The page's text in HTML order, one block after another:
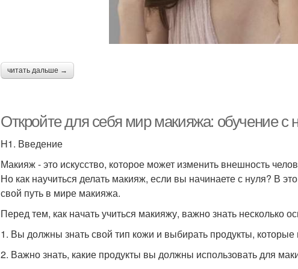
читать дальше →
Откройте для себя мир макияжа: обучение с
H1. Введение
Макияж - это искусство, которое может изменить внешность
Но как научиться делать макияж, если вы начинаете с нуля? В
свой путь в мире макияжа.
Перед тем, как начать учиться макияжу, важно знать несколько
1. Вы должны знать свой тип кожи и выбирать продукты,
2. Важно знать, какие продукты вы должны использовать для